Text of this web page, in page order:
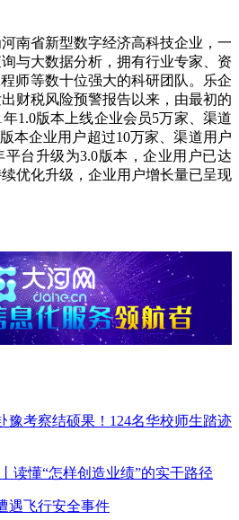
省新型数字经济高科技企业，一
与大数据分析，拥有行业专家、资
师等数十位强大的科研团队。乐企
财税风险预警报告以来，由最初的
1.0版本上线企业会员5万家、渠道
本企业用户超过10万家、渠道用户
平台升级为3.0版本，企业用户已达
优化升级，企业用户增长量已呈现
豫考察结硕果！124名华校师生踏迹
读懂“怎样创造业绩”的实干路径
遇飞行安全事件